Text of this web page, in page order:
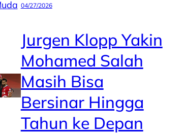
04/27/2026
Jurgen Klopp Yakin
Mohamed Salah
Masih Bisa
Bersinar Hingga
Tahun ke Depan